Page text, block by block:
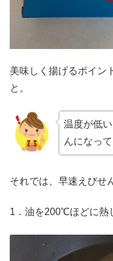
美味しく揚げるポイン
と。
温度が低
んになっ
それでは、早速えびせ
1．油を200℃ほどに熱